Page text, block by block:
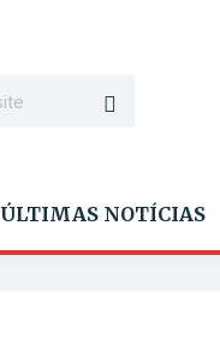
ÚLTIMAS NOTÍCIAS